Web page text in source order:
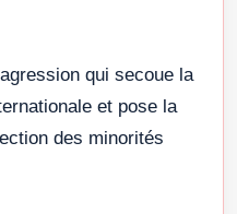
qui secoue la
et pose la
des minorités